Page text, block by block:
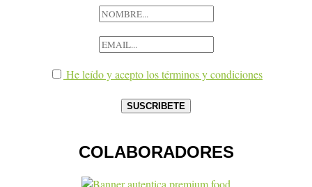
He leído y acepto los términos y condiciones
COLABORADORES